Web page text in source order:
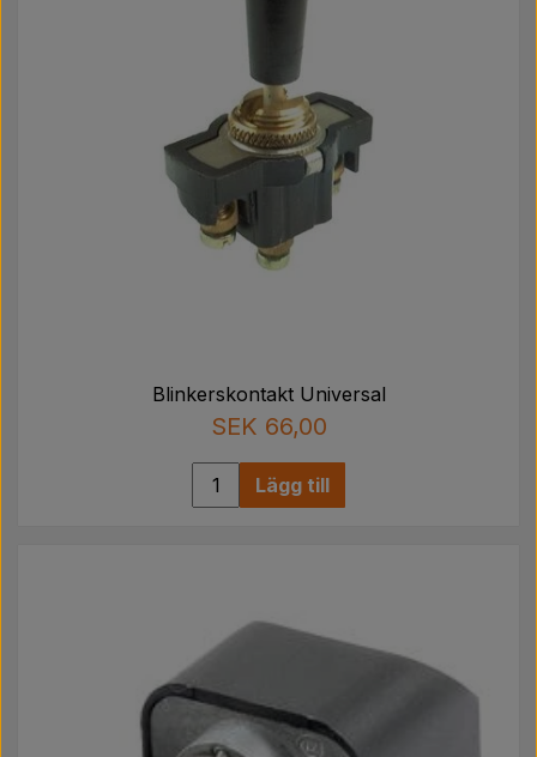
Blinkerskontakt Universal
SEK 66,00
Lägg till